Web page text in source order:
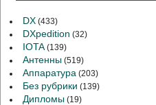
DX (433)
DXpedition (32)
IOTA (139)
Антенны (519)
Аппаратура (203)
Без рубрики (139)
Дипломы (19)